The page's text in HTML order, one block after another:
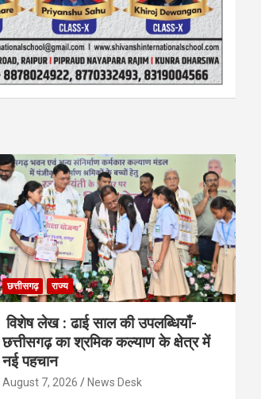
छत्तीसगढ़ राज्य
विशेष लेख : ढाई साल की उपलब्धियाँ-
छत्तीसगढ़ का श्रमिक कल्याण के क्षेत्र में
नई पहचान
August 7, 2026 News Desk